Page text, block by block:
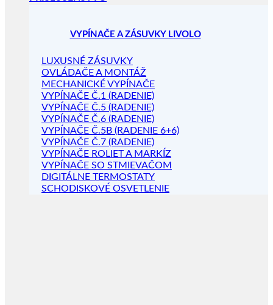
VYPÍNAČE A ZÁSUVKY LIVOLO
LUXUSNÉ ZÁSUVKY
OVLÁDAČE A MONTÁŽ
MECHANICKÉ VYPÍNAČE
VYPÍNAČE Č.1 (RADENIE)
VYPÍNAČE Č.5 (RADENIE)
VYPÍNAČE Č.6 (RADENIE)
VYPÍNAČE Č.5B (RADENIE 6+6)
VYPÍNAČE Č.7 (RADENIE)
VYPÍNAČE ROLIET A MARKÍZ
VYPÍNAČE SO STMIEVAČOM
DIGITÁLNE TERMOSTATY
SCHODISKOVÉ OSVETLENIE